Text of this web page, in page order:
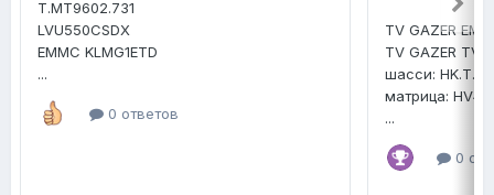
T.MT9602.731
LVU550CSDX
EMMC KLMG1ETD
...
0 ответов
TV GAZER
TV GAZER
шасси:
матрица:
...
0